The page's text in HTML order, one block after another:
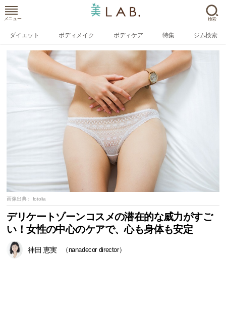
メニュー 検索
ダイエット ボディメイク ボディケア 特集 ジム検索
画像出典： fotolia
デリケートゾーンコスメの潜在的な威力がすご
い！女性の中心のケアで、心も身体も安定
神田 恵実 （nanadecor director）